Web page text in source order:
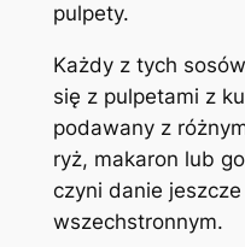
pulpety.
Każdy z tych
się z pulpetami z
podawany z
ryż, makaron lub
czyni danie
wszechstronnym.